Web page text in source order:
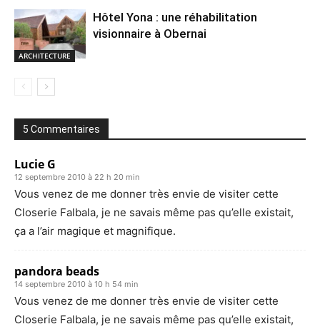
ARCHITECTURE
Hôtel Yona : une réhabilitation
visionnaire à Obernai
5 Commentaires
Lucie G
12 septembre 2010 à 22 h 20 min
Vous venez de me donner très envie de visiter cette
Closerie Falbala, je ne savais même pas qu’elle existait,
ça a l’air magique et magnifique.
pandora beads
14 septembre 2010 à 10 h 54 min
Vous venez de me donner très envie de visiter cette
Closerie Falbala, je ne savais même pas qu’elle existait,